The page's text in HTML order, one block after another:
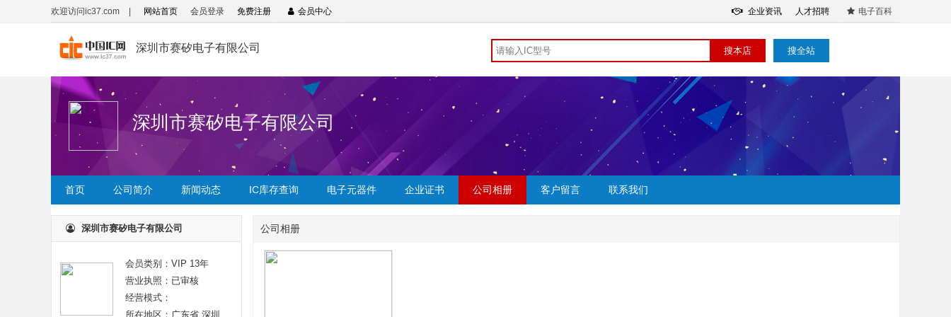
欢迎访问ic37.com 网站首页 会员登录 免费注册 会员中心 企业资讯 人才招聘 电子百科
深圳市赛矽电子有限公司 搜本店 搜全站
深圳市赛矽电子有限公司
首页 公司简介 新闻动态 IC库存查询 电子元器件 企业证书 公司相册 客户留言 联系我们
深圳市赛矽电子有限公司
会员类别：VIP 13年
营业执照：已审核
经营模式：
所在地区：广东省 深圳
公司相册